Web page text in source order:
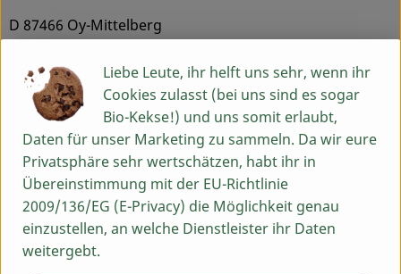
D 87466 Oy-Mittelberg
Unsere Philosophie beruht auf dem Verständnis, dass
eine ganzheitliche Betrachtung von Gesundheit und
Schönheit das Wohlbefinden fördert und Körper, Geist
und Seele in Einklang bringt. Wir freuen uns, andere
Menschen mit unserer 27jährigen Erfahrung in
Pflanzen- und Aromatherapie inspirieren zu dürfen und
mit ihnen unsere Liebe zur Natur und unseren Respekt
für Mensch und Umwelt zu teilen. Wir haben uns zu
höchster Qualität verpflichtet. Dies bedeutet für uns:
erstklassige Produkte aus naturreinen, biologischen
Liebe Leute, ihr helft uns sehr, wenn ihr
Cookies zulasst (bei uns sind es sogar
Bio-Kekse!) und uns somit erlaubt,
Daten für unser Marketing zu sammeln. Da wir eure
Privatsphäre sehr wertschätzen, habt ihr in
Übereinstimmung mit der EU-Richtlinie
2009/136/EG (E-Privacy) die Möglichkeit genau
einzustellen, an welche Dienstleister ihr Daten
weitergebt.